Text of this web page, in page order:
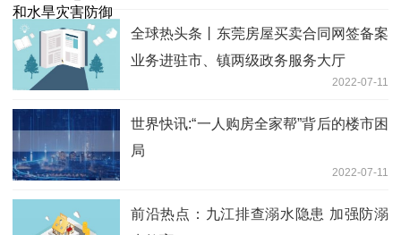
全球热头条丨东莞房屋买卖合同网签备案
业务进驻市、镇两级政务服务大厅
2022-07-11
世界快讯:“一人购房全家帮”背后的楼市困
局
2022-07-11
前沿热点：九江排查溺水隐患 加强防溺